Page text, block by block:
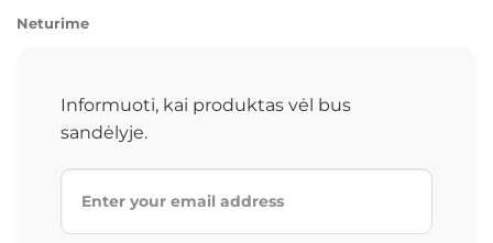
Neturime
Informuoti, kai produktas vėl bus
sandėlyje.